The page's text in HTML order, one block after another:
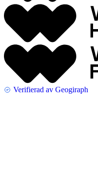
Verifierad av Geogiraph